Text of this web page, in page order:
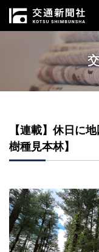
【連載】休日
樹種見本林】